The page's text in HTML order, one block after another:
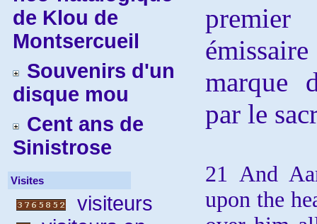
de Klou de
Montsercueil
Souvenirs d'un
disque mou
Cent ans de
Sinistrose
Visites
visiteurs
marque
par le
21 And
upon the